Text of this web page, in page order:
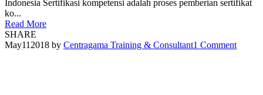
Indonesia Sertifikasi kompetensi adalah proses pemberian sertifikat
ko...
Read More
SHARE
May11 2018 by Centragama Training & Consultant1 Comment